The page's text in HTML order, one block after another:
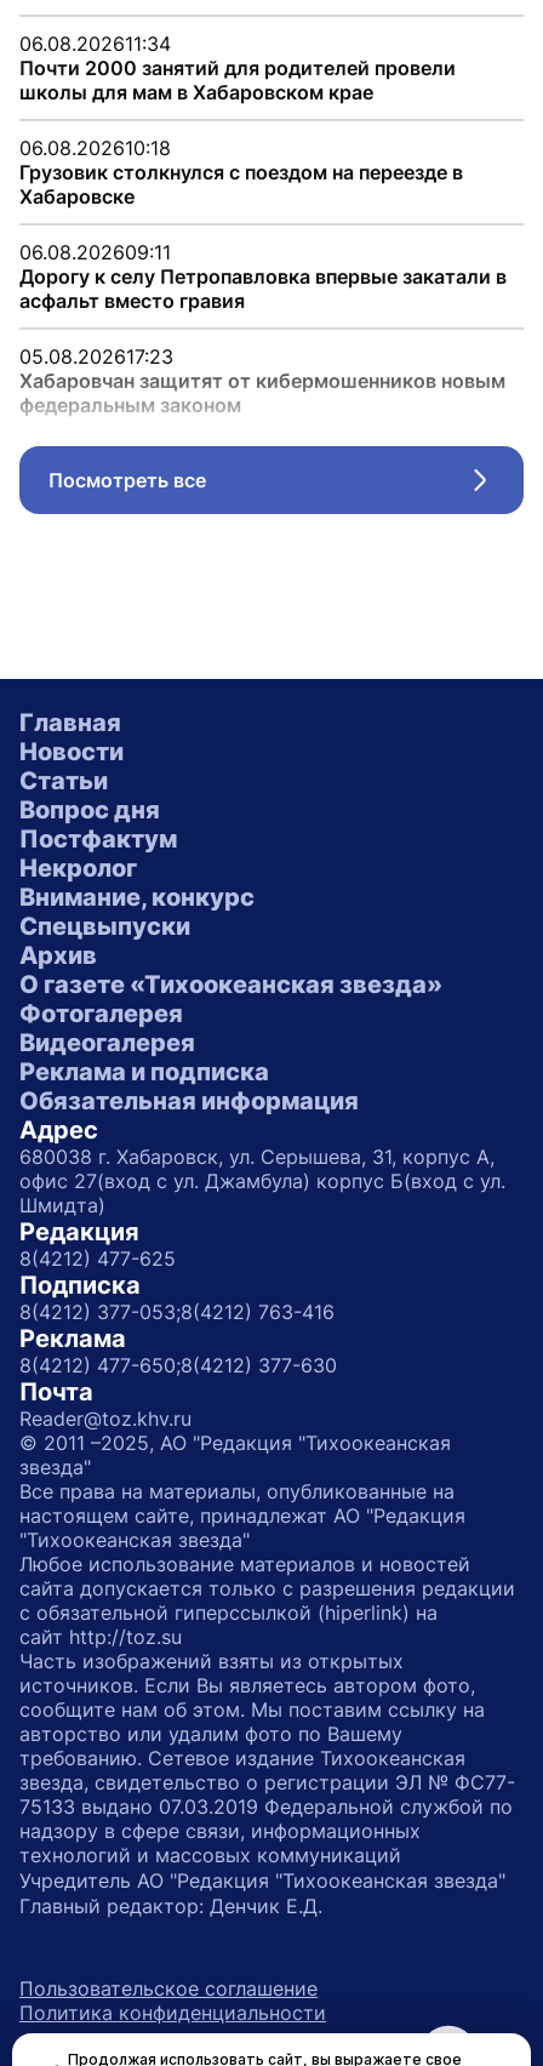
06.08.202611:34
Почти 2000 занятий для родителей провели
школы для мам в Хабаровском крае
06.08.202610:18
Грузовик столкнулся с поездом на переезде в
Хабаровске
06.08.202609:11
Дорогу к селу Петропавловка впервые закатали в
асфальт вместо гравия
05.08.202617:23
Хабаровчан защитят от кибермошенников новым
федеральным законом
Посмотреть все
Главная
Новости
Статьи
Вопрос дня
Постфактум
Некролог
Внимание, конкурс
Спецвыпуски
Архив
О газете «Тихоокеанская звезда»
Фотогалерея
Видеогалерея
Реклама и подписка
Обязательная информация
Адрес
680038 г. Хабаровск, ул. Серышева, 31, корпус А,
офис 27(вход с ул. Джамбула) корпус Б(вход с ул.
Шмидта)
Редакция
8(4212) 477-625
Подписка
8(4212) 377-053;8(4212) 763-416
Реклама
8(4212) 477-650;8(4212) 377-630
Почта
Reader@toz.khv.ru
© 2011 –2025, АО "Редакция "Тихоокеанская
звезда"
Все права на материалы, опубликованные на
настоящем сайте, принадлежат АО "Редакция
"Тихоокеанская звезда"
Любое использование материалов и новостей
сайта допускается только с разрешения редакции
с обязательной гиперссылкой (hiperlink) на
сайт http://toz.su
Часть изображений взяты из открытых
источников. Если Вы являетесь автором фото,
сообщите нам об этом. Мы поставим ссылку на
авторство или удалим фото по Вашему
требованию. Сетевое издание Тихоокеанская
звезда, свидетельство о регистрации ЭЛ № ФС77-
75133 выдано 07.03.2019 Федеральной службой по
надзору в сфере связи, информационных
технологий и массовых коммуникаций
Учредитель АО "Редакция "Тихоокеанская звезда"
Главный редактор: Денчик Е.Д.
Пользовательское соглашение
Политика конфиденциальности
Продолжая использовать сайт, вы выражаете свое